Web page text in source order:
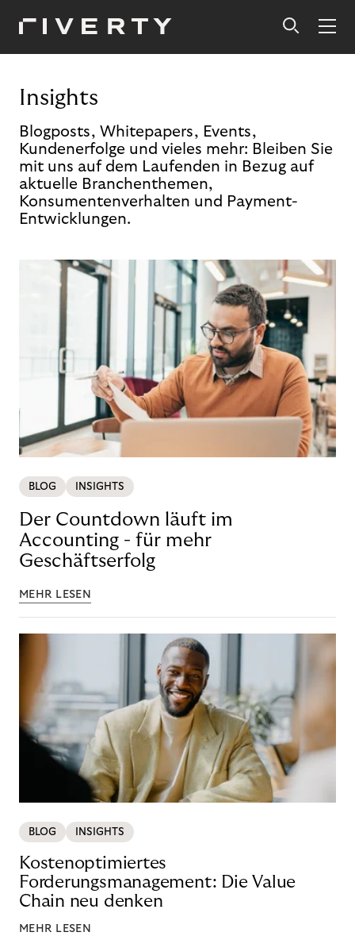
Insights
Blogposts, Whitepapers, Events,
Kundenerfolge und vieles mehr: Bleiben Sie
mit uns auf dem Laufenden in Bezug auf
aktuelle Branchenthemen,
Konsumentenverhalten und Payment-
Entwicklungen.
BLOG INSIGHTS
Der Countdown läuft im
Accounting - für mehr
Geschäftserfolg
MEHR LESEN
BLOG INSIGHTS
Kostenoptimiertes
Forderungsmanagement: Die Value
Chain neu denken
MEHR LESEN